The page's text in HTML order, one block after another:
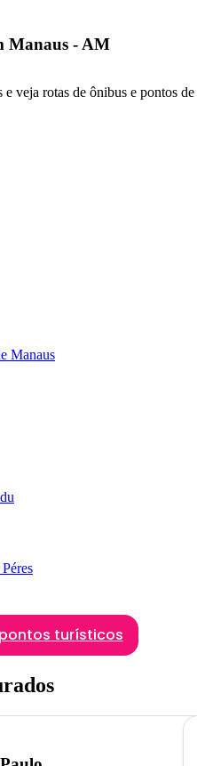
Manaus - AM
veja rotas de ônibus e pontos de
Manaus
turísticos